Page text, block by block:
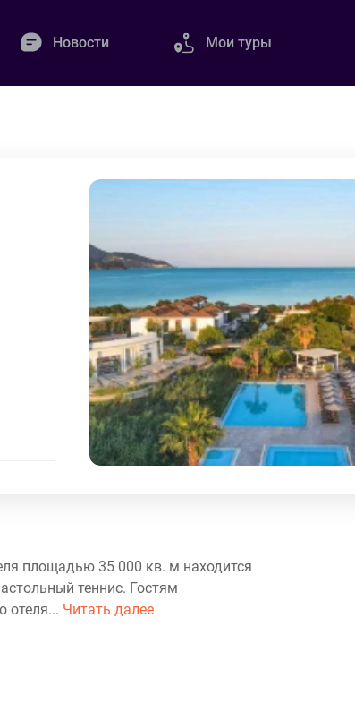
Новости Мои туры
площадью 35 000 кв. м находится
теннис. Гостям
отеля... Читать далее